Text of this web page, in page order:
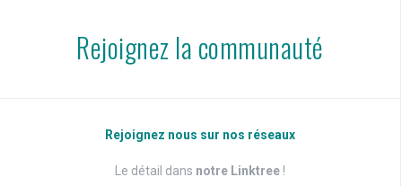
Rejoignez la communauté
Rejoignez nous sur nos réseaux
Le détail dans notre Linktree !